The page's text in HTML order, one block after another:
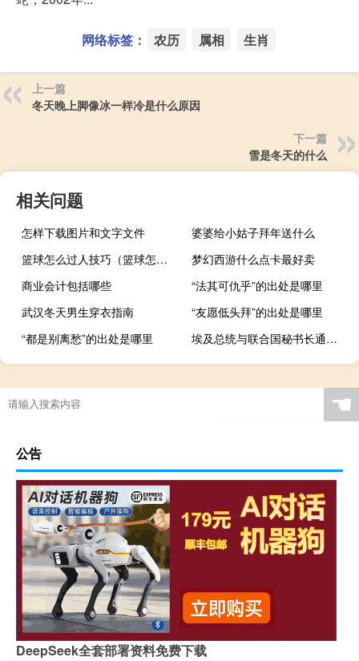
网络标签： 农历 属相 生肖
上一篇
冬天晚上脚像冰一样冷是什么原因
下一篇
雪是冬天的什么
相关问题
怎样下载图片和文字文件
婆婆给小姑子拜年送什么
篮球怎么过人技巧（篮球怎么过人）
梦幻西游什么点卡最好卖
商业会计包括哪些
“法其可仇乎”的出处是哪里
武汉冬天男生穿衣指南
“友愿低头拜”的出处是哪里
“都是别离愁”的出处是哪里
埃及总统与联合国秘书长通话讨论巴以冲突局势双方敦促局势降级和外交解决
☚
公告
DeepSeek全套部署资料免费下载